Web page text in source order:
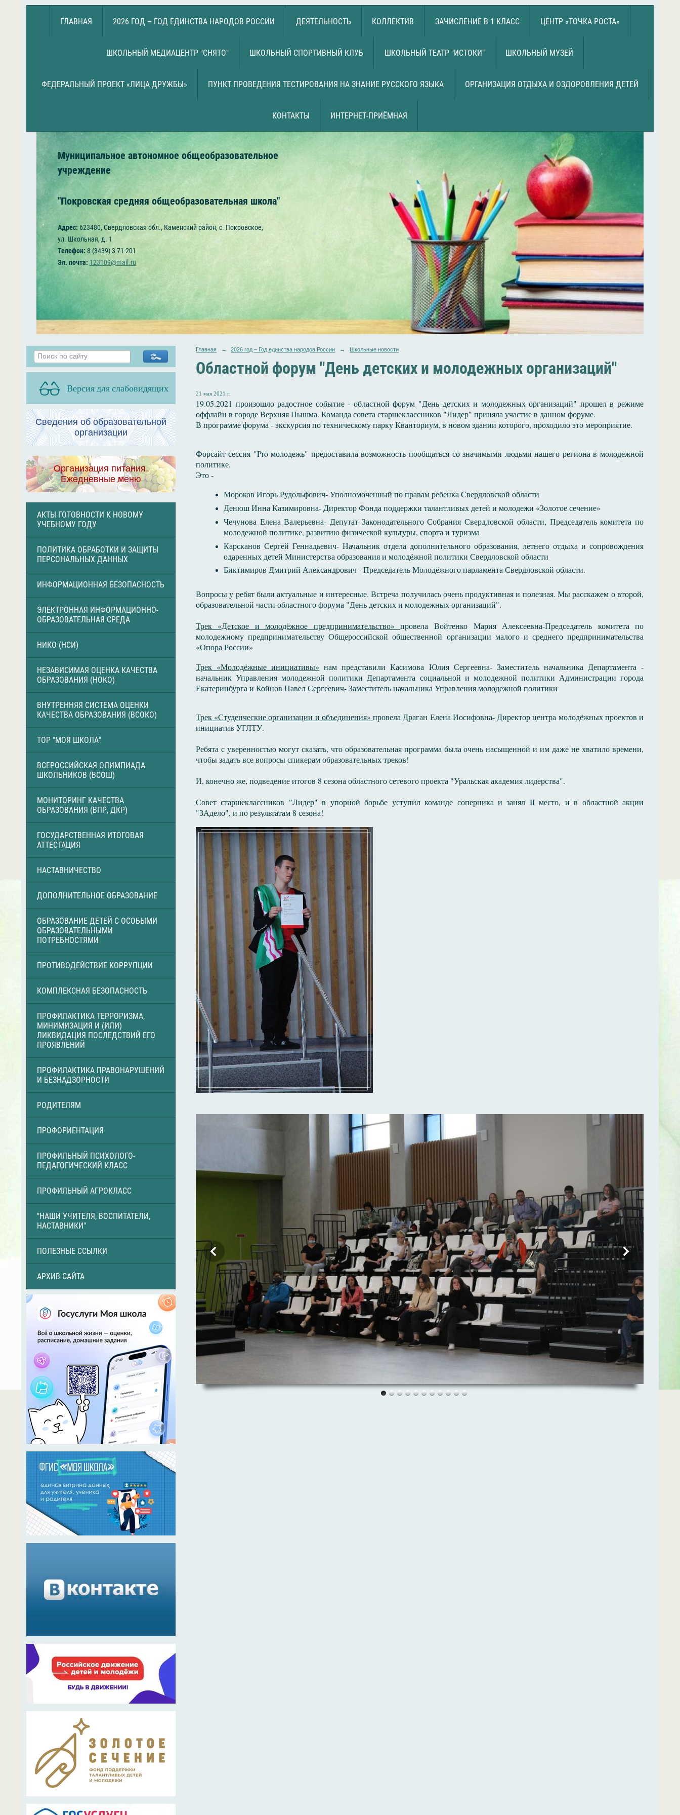
ГЛАВНАЯ 2026 ГОД – ГОД ЕДИНСТВА НАРОДОВ РОССИИ ДЕЯТЕЛЬНОСТЬ КОЛЛЕКТИВ ЗАЧИСЛЕНИЕ В 1 КЛАСС ЦЕНТР «ТОЧКА РОСТА»
ШКОЛЬНЫЙ МЕДИАЦЕНТР "СНЯТО" ШКОЛЬНЫЙ СПОРТИВНЫЙ КЛУБ ШКОЛЬНЫЙ ТЕАТР "ИСТОКИ" ШКОЛЬНЫЙ МУЗЕЙ
ФЕДЕРАЛЬНЫЙ ПРОЕКТ «ЛИЦА ДРУЖБЫ» ПУНКТ ПРОВЕДЕНИЯ ТЕСТИРОВАНИЯ НА ЗНАНИЕ РУССКОГО ЯЗЫКА ОРГАНИЗАЦИЯ ОТДЫХА И ОЗДОРОВЛЕНИЯ ДЕТЕЙ
КОНТАКТЫ ИНТЕРНЕТ-ПРИЁМНАЯ
Муниципальное автономное общеобразовательное
учреждение
"Покровская средняя общеобразовательная школа"
Адрес: 623480, Свердловская обл., Каменский район, с. Покровское,
ул. Школьная, д. 1
Телефон: 8 (3439) 3-71-201
Эл. почта: 123109@mail.ru
Версия для слабовидящих
Сведения об образовательной
организации
Организация питания.
Ежедневные меню
АКТЫ ГОТОВНОСТИ К НОВОМУ
УЧЕБНОМУ ГОДУ
ПОЛИТИКА ОБРАБОТКИ И ЗАЩИТЫ
ПЕРСОНАЛЬНЫХ ДАННЫХ
ИНФОРМАЦИОННАЯ БЕЗОПАСНОСТЬ
ЭЛЕКТРОННАЯ ИНФОРМАЦИОННО-
ОБРАЗОВАТЕЛЬНАЯ СРЕДА
НИКО (НСИ)
НЕЗАВИСИМАЯ ОЦЕНКА КАЧЕСТВА
ОБРАЗОВАНИЯ (НОКО)
ВНУТРЕННЯЯ СИСТЕМА ОЦЕНКИ
КАЧЕСТВА ОБРАЗОВАНИЯ (ВСОКО)
ТОР "МОЯ ШКОЛА"
ВСЕРОССИЙСКАЯ ОЛИМПИАДА
ШКОЛЬНИКОВ (ВСОШ)
МОНИТОРИНГ КАЧЕСТВА
ОБРАЗОВАНИЯ (ВПР, ДКР)
ГОСУДАРСТВЕННАЯ ИТОГОВАЯ
АТТЕСТАЦИЯ
НАСТАВНИЧЕСТВО
ДОПОЛНИТЕЛЬНОЕ ОБРАЗОВАНИЕ
ОБРАЗОВАНИЕ ДЕТЕЙ С ОСОБЫМИ
ОБРАЗОВАТЕЛЬНЫМИ
ПОТРЕБНОСТЯМИ
ПРОТИВОДЕЙСТВИЕ КОРРУПЦИИ
КОМПЛЕКСНАЯ БЕЗОПАСНОСТЬ
ПРОФИЛАКТИКА ТЕРРОРИЗМА,
МИНИМИЗАЦИЯ И (ИЛИ)
ЛИКВИДАЦИЯ ПОСЛЕДСТВИЙ ЕГО
ПРОЯВЛЕНИЙ
ПРОФИЛАКТИКА ПРАВОНАРУШЕНИЙ
И БЕЗНАДЗОРНОСТИ
РОДИТЕЛЯМ
ПРОФОРИЕНТАЦИЯ
ПРОФИЛЬНЫЙ ПСИХОЛОГО-
ПЕДАГОГИЧЕСКИЙ КЛАСС
ПРОФИЛЬНЫЙ АГРОКЛАСС
"НАШИ УЧИТЕЛЯ, ВОСПИТАТЕЛИ,
НАСТАВНИКИ"
ПОЛЕЗНЫЕ ССЫЛКИ
АРХИВ САЙТА
Главная → 2026 год – Год единства народов России → Школьные новости
Областной форум "День детских и молодежных организаций"
21 мая 2021 г.
19.05.2021 произошло радостное событие - областной форум "День детских и молодежных организаций" прошел в режиме
оффлайн в городе Верхняя Пышма. Команда совета старшеклассников "Лидер" приняла участие в данном форуме.
В программе форума - экскурсия по техническому парку Кванториум, в новом здании которого, проходило это мероприятие.
Форсайт-сессия "Pro молодежь" предоставила возможность пообщаться со значимыми людьми нашего региона в молодежной
политике.
Это -
Мороков Игорь Рудольфович- Уполномоченный по правам ребенка Свердловской области
Денюш Инна Казимировна- Директор Фонда поддержки талантливых детей и молодежи «Золотое сечение»
Чечунова Елена Валерьевна- Депутат Законодательного Собрания Свердловской области, Председатель комитета по
молодежной политике, развитию физической культуры, спорта и туризма
Карсканов Сергей Геннадьевич- Начальник отдела дополнительного образования, летнего отдыха и сопровождения
одаренных детей Министерства образования и молодёжной политики Свердловской области
Биктимиров Дмитрий Александрович - Председатель Молодёжного парламента Свердловской области.
Вопросы у ребят были актуальные и интересные. Встреча получилась очень продуктивная и полезная. Мы расскажем о второй,
образовательной части областного форума "День детских и молодежных организаций".
Трек «Детское и молодёжное предпринимательство» провела Войтенко Мария Алексеевна-Председатель комитета по
молодежному предпринимательству Общероссийской общественной организации малого и среднего предпринимательства
«Опора России»
Трек «Молодёжные инициативы» нам представили Касимова Юлия Сергеевна- Заместитель начальника Департамента -
начальник Управления молодежной политики Департамента социальной и молодежной политики Администрации города
Екатеринбурга и Койнов Павел Сергеевич- Заместитель начальника Управления молодежной политики
Трек «Студенческие организации и объединения»провела Драган Елена Иосифовна- Директор центра молодёжных проектов и
инициатив УГЛТУ.
Ребята с уверенностью могут сказать, что образовательная программа была очень насыщенной и им даже не хватило времени,
чтобы задать все вопросы спикерам образовательных треков!
И, конечно же, подведение итогов 8 сезона областного сетевого проекта "Уральская академия лидерства".
Совет старшеклассников "Лидер" в упорной борьбе уступил команде соперника и занял II место, и в областной акции
"ЗАдело", и по результатам 8 сезона!